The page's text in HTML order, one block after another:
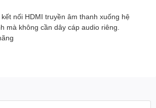
nối HDMI truyền âm thanh xuống hệ
mà không cần dây cáp audio riêng.